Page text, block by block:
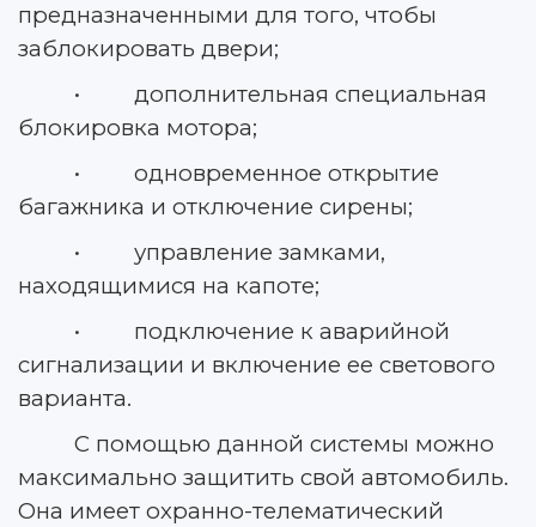
предназначенными для того, чтобы
заблокировать двери;
• дополнительная специальная
блокировка мотора;
• одновременное открытие
багажника и отключение сирены;
• управление замками,
находящимися на капоте;
• подключение к аварийной
сигнализации и включение ее светового
варианта.
С помощью данной системы можно
максимально защитить свой автомобиль.
Она имеет охранно-телематический